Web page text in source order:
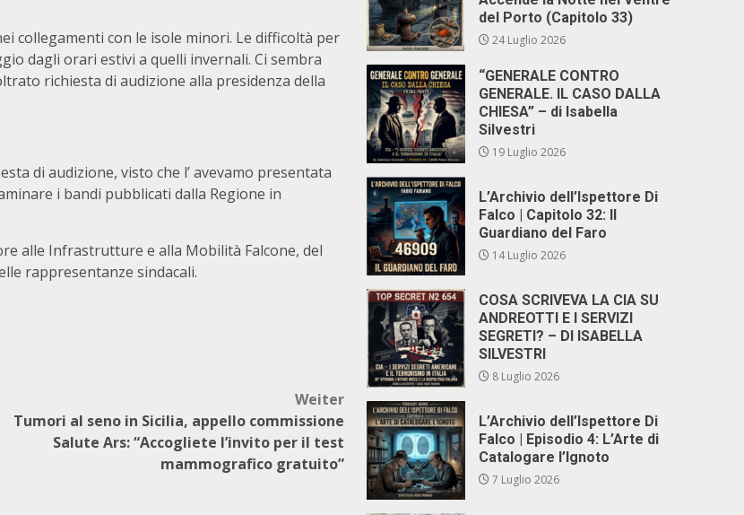
collegamenti con le isole minori. Le difficoltà per
dagli orari estivi a quelli invernali. Ci sembra
richiesta di audizione alla presidenza della
di audizione, visto che l’ avevamo presentata
i bandi pubblicati dalla Regione in
alle Infrastrutture e alla Mobilità Falcone, del
rappresentanze sindacali.
Weiter
Tumori al seno in Sicilia, appello commissione
Salute Ars: “Accogliete l’invito per il test
mammografico gratuito”
del Porto (Capitolo 33)
24 Luglio 2026
“GENERALE CONTRO
GENERALE. IL CASO DALLA
CHIESA” – di Isabella
Silvestri
19 Luglio 2026
L’Archivio dell’Ispettore Di
Falco | Capitolo 32: Il
Guardiano del Faro
14 Luglio 2026
COSA SCRIVEVA LA CIA SU
ANDREOTTI E I SERVIZI
SEGRETI? – DI ISABELLA
SILVESTRI
8 Luglio 2026
L’Archivio dell’Ispettore Di
Falco | Episodio 4: L’Arte di
Catalogare l’Ignoto
7 Luglio 2026